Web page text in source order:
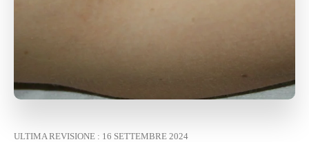
ULTIMA REVISIONE : 16 SETTEMBRE 2024